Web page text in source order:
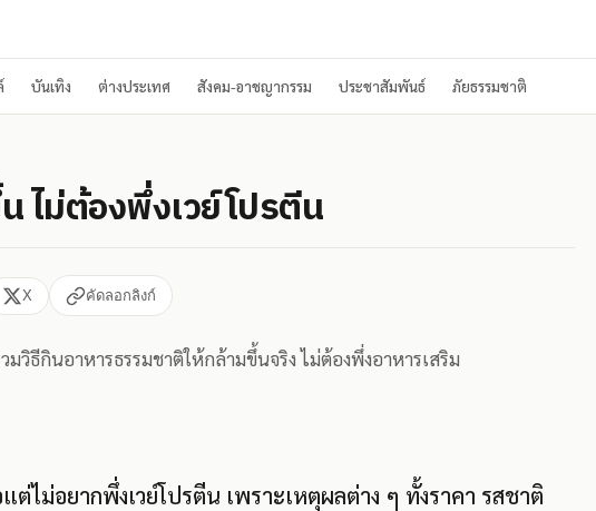
บันเทิง ต่างประเทศ สังคม-อาชญากรรม ประชาสัมพันธ์ ภัยธรรมชาติ
ไม่ต้องพึ่งเวย์โปรตีน
X คัดลอกลิงก์
วิธีกินอาหารธรรมชาติให้กล้ามขึ้นจริง ไม่ต้องพึ่งอาหารเสริม
ต่ไม่อยากพึ่งเวย์โปรตีน เพราะเหตุผลต่าง ๆ ทั้งราคา รสชาติ